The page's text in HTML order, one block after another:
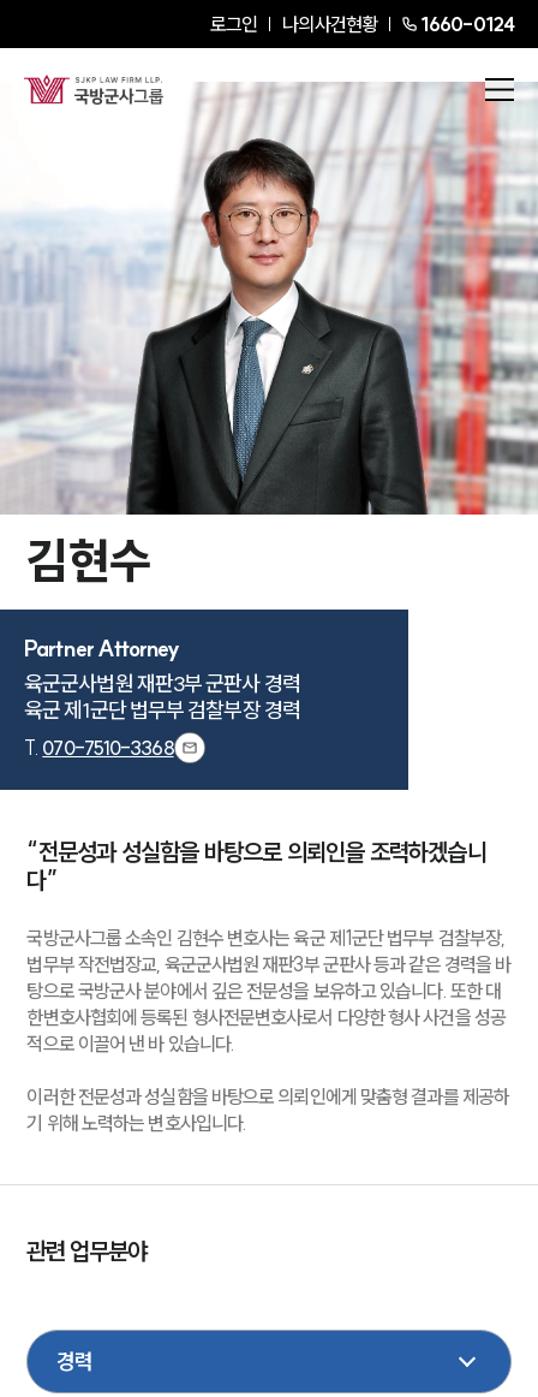
로그인 나의사건현황 1660-0124
김현수Partner Attorney
김현수
Partner Attorney
육군군사법원 재판3부 군판사 경력
육군 제1군단 법무부 검찰부장 경력
T. 070-7510-3368
“전문성과 성실함을 바탕으로 의뢰인을 조력하겠습니
다”
국방군사그룹 소속인 김현수 변호사는 육군 제1군단 법무부 검찰부장,
법무부 작전법장교, 육군군사법원 재판3부 군판사 등과 같은 경력을 바
탕으로 국방군사 분야에서 깊은 전문성을 보유하고 있습니다. 또한 대
한변호사협회에 등록된 형사전문변호사로서 다양한 형사 사건을 성공
적으로 이끌어 낸 바 있습니다.
이러한 전문성과 성실함을 바탕으로 의뢰인에게 맞춤형 결과를 제공하
기 위해 노력하는 변호사입니다.
관련 업무분야
손해배상